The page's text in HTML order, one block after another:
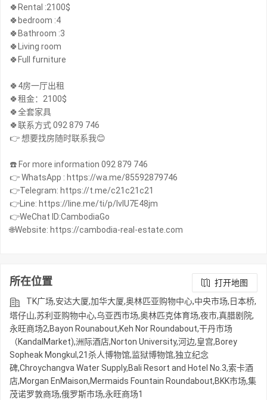
🍀Rental :2100$
🍀bedroom :4
🍀Bathroom :3
🍀Living room
🍀Full furniture
🍀4房一厅出租
🍀租金：2100$
🍀全套家具
🍀联系方式 092 879 746
👉 想要找房随时联系我😊
☎️ For more information 092 879 746
👉 WhatsApp : https://wa.me/85592879746
👉Telegram: https://t.me/c21c21c21
👉Line: https://line.me/ti/p/IvIU7E48jm
👉WeChat ID:CambodiaGo
🌐Website: https://cambodia-real-estate.com
所在位置
打开地图
TK广场,安达大厦,加华大厦,奥林匹亚购物中心,中央市场,日本桥,
塔仔山,苏利亚购物中心,乌亚西市场,奥林匹克体育场,夜市,真腊剧院,
永旺商场2,Bayon Rounabout,Keh Nor Roundabout,干丹市场
（KandalMarket),洲际酒店,Norton University,河边,皇宫,Borey
Sopheak Mongkul,21杀人博物馆,监狱博物馆,独立纪念
碑,Chroychangva Water Supply,Bali Resort and Hotel No.3,索卡酒
店,Morgan EnMaison,Mermaids Fountain Roundabout,BKK市场,集
茂诺罗敦商场,俄罗斯市场,永旺商场1